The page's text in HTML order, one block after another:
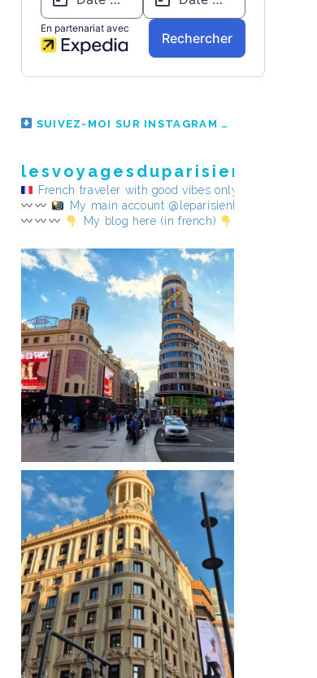
SUIVEZ-MOI SUR INSTAGRAM
French traveler with good vibes only
My main account @leparisienheureux
My blog here (in french)